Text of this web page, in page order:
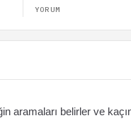
YORUM
aramaları belirler ve